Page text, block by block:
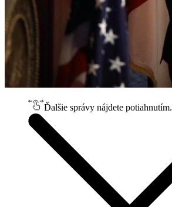
Ďalšie správy nájdete potiahnutím.